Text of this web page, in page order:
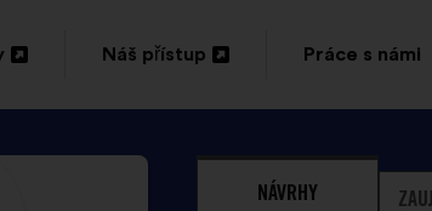
Náš přístup
Práce s námi
NÁVRHY